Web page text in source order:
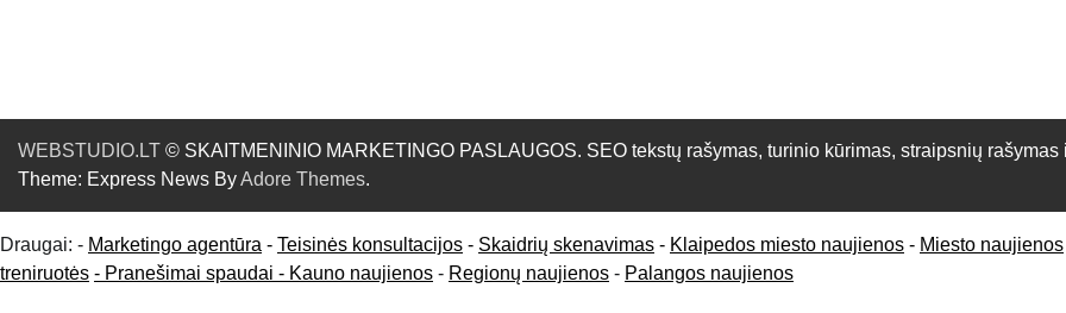
WEBSTUDIO.LT © SKAITMENINIO MARKETINGO PASLAUGOS. SEO tekstų rašymas, turinio kūrimas, straipsnių
Theme: Express News ByAdore Themes.
Draugai: - Marketingo agentūra - Teisinės konsultacijos - Skaidrių skenavimas - Klaipedos miesto naujienos - Miesto naujienos
treniruotės - Pranešimai spaudai - Kauno naujienos - Regionų naujienos - Palangos naujienos